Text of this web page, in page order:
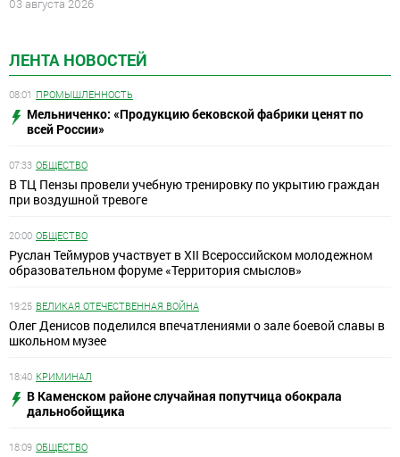
ЛЕНТА НОВОСТЕЙ
08:01 ПРОМЫШЛЕННОСТЬ
Мельниченко: «Продукцию бековской фабрики ценят по
всей России»
07:33 ОБЩЕСТВО
В ТЦ Пензы провели учебную тренировку по укрытию граждан
при воздушной тревоге
20:00 ОБЩЕСТВО
Руслан Теймуров участвует в XII Всероссийском молодежном
образовательном форуме «Территория смыслов»
19:25 ВЕЛИКАЯ ОТЕЧЕСТВЕННАЯ ВОЙНА
Олег Денисов поделился впечатлениями о зале боевой славы в
школьном музее
18:40 КРИМИНАЛ
В Каменском районе случайная попутчица обокрала
дальнобойщика
18:09 ОБЩЕСТВО
03 августа 2026